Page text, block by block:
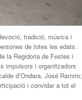
tradició, música i
de totes les edats.
la Regidoria de Festes i
impulsors i organitzadors
d’Ondara, José Ramiro;
i convidar a tot el